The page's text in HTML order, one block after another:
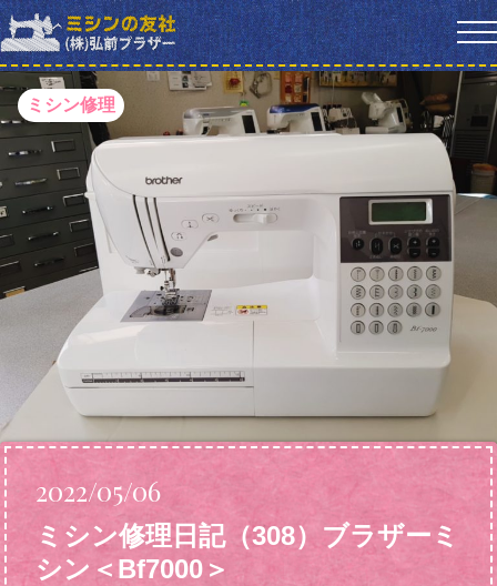
ミシン修理
2022/05/06
ミシン修理日記（308）ブラザーミ
シン＜Bf7000＞